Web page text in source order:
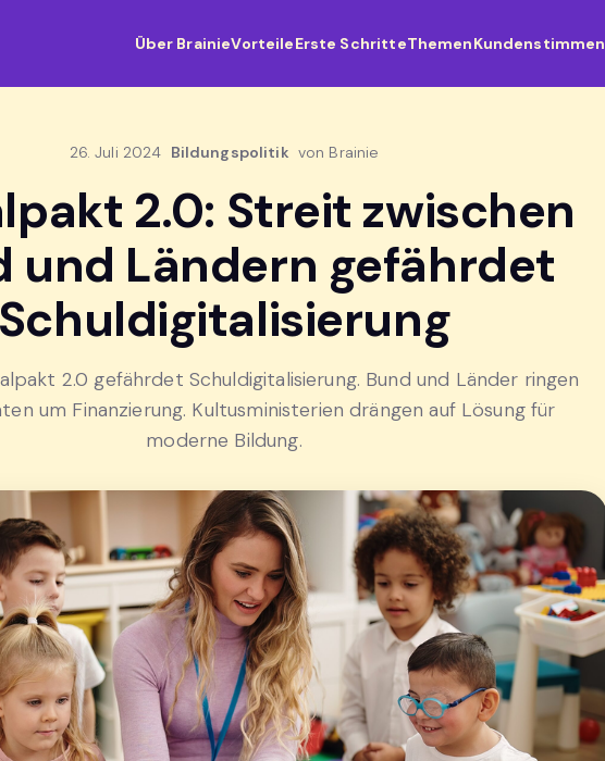
Über BrainieVorteileErste SchritteThemenKundenstimmen
26. Juli 2024 Bildungspolitik von Brainie
2.0: Streit zwischen
und Ländern gefährdet
Schuldigitalisierung
2.0 gefährdet Schuldigitalisierung. Bund und Länder ringen
um Finanzierung. Kultusministerien drängen auf Lösung für
moderne Bildung.